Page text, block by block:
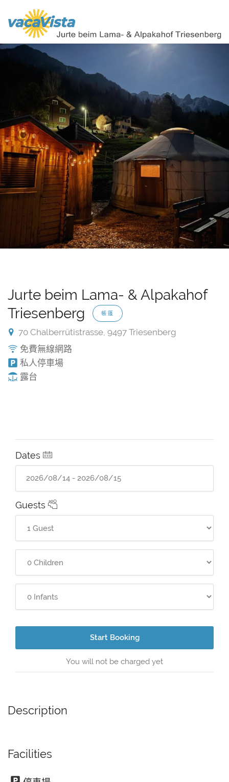
Jurte beim Lama- & Alpakahof
Triesenberg
帳篷
70 Chalberrütistrasse, 9497 Triesenberg
免費無線網路
私人停車場
露台
Dates
Guests
Start Booking
You will not be charged yet
Description
Facilities